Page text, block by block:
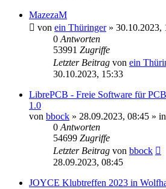
MazezaM
von ein Thüringer» 30.10.2023,
0 Antworten
53991 Zugriffe
Letzter Beitrag von ein
30.10.2023, 15:33
LibrePCB - Freie Software für
1.0
von bbock » 28.09.2023, 08:45 » in
0 Antworten
54699 Zugriffe
Letzter Beitrag von bbock
28.09.2023, 08:45
JOYCE Klubtreffen 2023 in